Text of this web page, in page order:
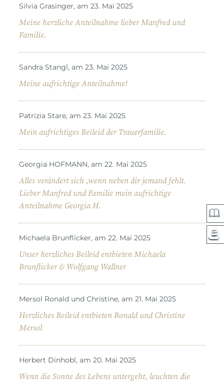
Silvia Grasinger, am 23. Mai 2025
Meine herzliche Anteilnahme lieber Manfred und
Familie.
Sandra Stangl, am 23. Mai 2025
Meine aufrichtige Anteilnahme!
Patrizia Stare, am 23. Mai 2025
Mein aufrichtiges Beileid der Trauerfamilie.
Georgia HOFMANN, am 22. Mai 2025
Alles verändert sich ,wenn neben dir jemand fehlt.
Lieber Manfred und Familie mein aufrichtige
Anteilnahme Georgia H.
Michaela Brunflicker, am 22. Mai 2025
Unser herzliches Beileid entbieten Michaela
Brunflicker & Wolfgang Wallner
Mersol Ronald und Christine, am 21. Mai 2025
Herzliches Beileid entbieten Ronald und Christine
Mersol
Herbert Dinhobl, am 20. Mai 2025
Wenn die Sonne des Lebens untergeht, leuchten die